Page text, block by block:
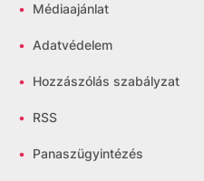
• Médiaajánlat
• Adatvédelem
• Hozzászólás szabályzat
• RSS
• Panaszügyintézés